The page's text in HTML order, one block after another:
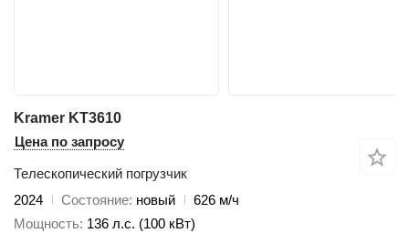
Kramer KT3610
Цена по запросу
Телескопический погрузчик
2024
Состояние новый
626 м/ч
Мощность 136 л.с. (100 кВт)